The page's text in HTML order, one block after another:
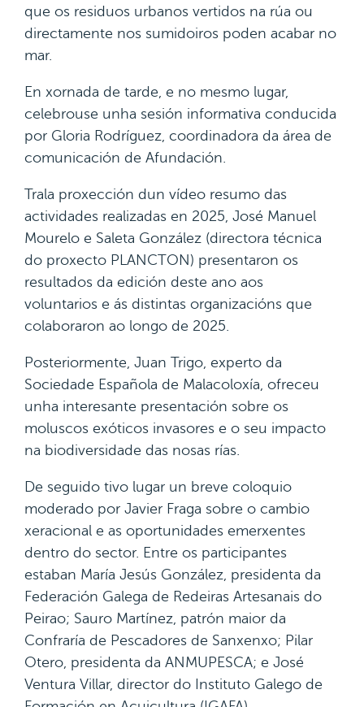
que os residuos urbanos vertidos na rúa ou
directamente nos sumidoiros poden acabar no
mar.
En xornada de tarde, e no mesmo lugar,
celebrouse unha sesión informativa conducida
por Gloria Rodríguez, coordinadora da área de
comunicación de Afundación.
Trala proxección dun vídeo resumo das
actividades realizadas en 2025, José Manuel
Mourelo e Saleta González (directora técnica
do proxecto PLANCTON) presentaron os
resultados da edición deste ano aos
voluntarios e ás distintas organizacións que
colaboraron ao longo de 2025.
Posteriormente, Juan Trigo, experto da
Sociedade Española de Malacoloxía, ofreceu
unha interesante presentación sobre os
moluscos exóticos invasores e o seu impacto
na biodiversidade das nosas rías.
De seguido tivo lugar un breve coloquio
moderado por Javier Fraga sobre o cambio
xeracional e as oportunidades emerxentes
dentro do sector. Entre os participantes
estaban María Jesús González, presidenta da
Federación Galega de Redeiras Artesanais do
Peirao; Sauro Martínez, patrón maior da
Confraría de Pescadores de Sanxenxo; Pilar
Otero, presidenta da ANMUPESCA; e José
Ventura Villar, director do Instituto Galego de